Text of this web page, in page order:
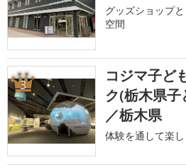
グッズショップ
空間
3
コジマ子ど
ク(栃木県
／栃木県
体験を通して楽